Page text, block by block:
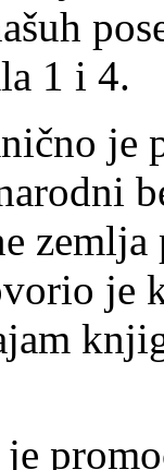
1 i 4.
je
zemlja
je